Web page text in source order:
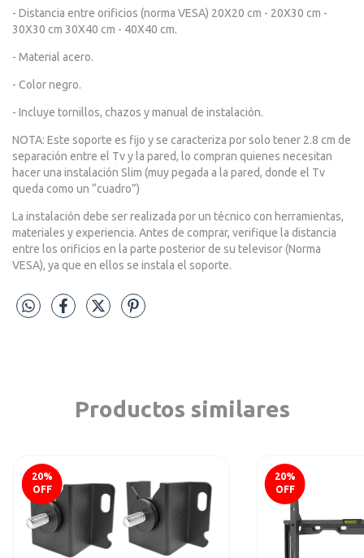
- Distancia entre orificios (norma VESA) 20X20 cm - 20X30 cm -
30X30 cm 30X40 cm - 40X40 cm.
- Material acero.
- Color negro.
- Incluye tornillos, chazos y manual de instalación.
NOTA: Este soporte es fijo y se caracteriza por solo tener 2.8 cm de
separación entre el Tv y la pared, lo compran quienes necesitan
hacer una instalación Slim (muy pegada a la pared, donde el Tv
queda como un “cuadro”)
La instalación debe ser realizada por un técnico con herramientas,
materiales y experiencia. Antes de comprar, verifique la distancia
entre los orificios en la parte posterior de su televisor (Norma
VESA), ya que en ellos se instala el soporte.
Productos similares
20%
OFF
20%
OFF